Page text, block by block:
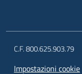
C.F. 800.625.903.79
Impostazioni cookie